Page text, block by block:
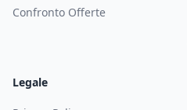
Confronto Offerte
Legale